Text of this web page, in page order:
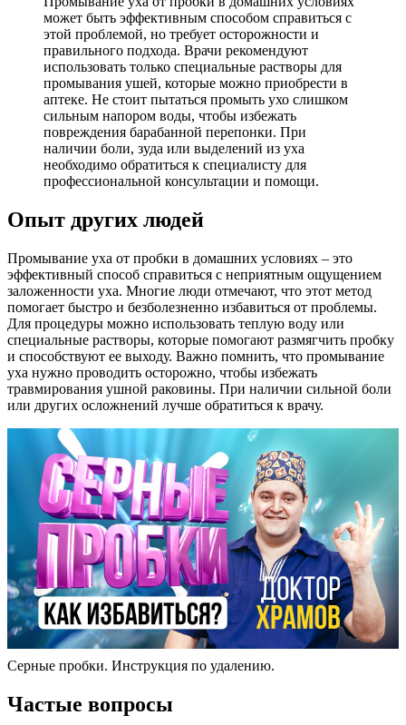
может быть эффективным способом справиться с
этой проблемой, но требует осторожности и
правильного подхода. Врачи рекомендуют
использовать только специальные растворы для
промывания ушей, которые можно приобрести в
аптеке. Не стоит пытаться промыть ухо слишком
сильным напором воды, чтобы избежать
повреждения барабанной перепонки. При
наличии боли, зуда или выделений из уха
необходимо обратиться к специалисту для
профессиональной консультации и помощи.
Опыт других людей
Промывание уха от пробки в домашних условиях – это
эффективный способ справиться с неприятным ощущением
заложенности уха. Многие люди отмечают, что этот метод
помогает быстро и безболезненно избавиться от проблемы.
Для процедуры можно использовать теплую воду или
специальные растворы, которые помогают размягчить пробку
и способствуют ее выходу. Важно помнить, что промывание
уха нужно проводить осторожно, чтобы избежать
травмирования ушной раковины. При наличии сильной боли
или других осложнений лучше обратиться к врачу.
Серные пробки. Инструкция по удалению.
Частые вопросы